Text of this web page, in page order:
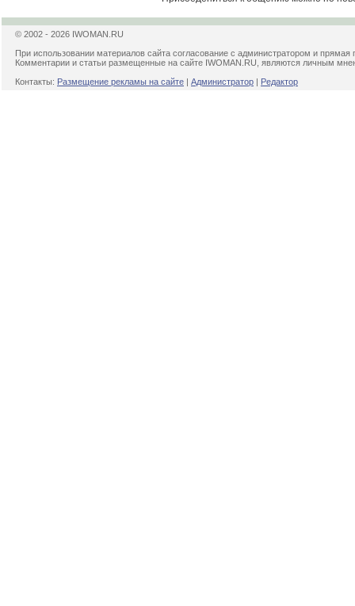
© 2002 - 2026 IWOMAN.RU
При использовании материалов сайта согласование с администратором и прямая
Комментарии и статьи размещенные на сайте IWOMAN.RU, являются личным
Контакты: Размещение рекламы на сайте | Администратор | Редактор